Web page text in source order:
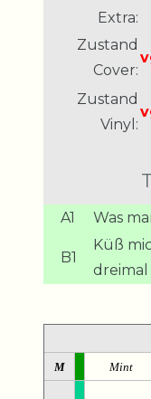
Extra:
Zustand
Cover:
Zustand
Vinyl:
A1 Was
B1
Küß
dreimal
M Mint